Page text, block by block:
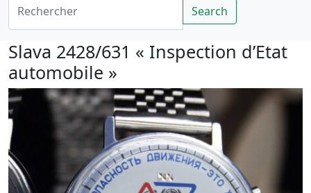
Search
Slava 2428/631 « Inspection d’Etat
automobile »